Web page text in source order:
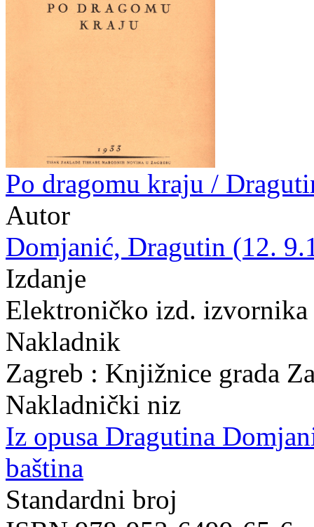
Po dragomu kraju /
Autor
Domjanić, Dragutin (12.
Izdanje
Elektroničko izd.
Nakladnik
Zagreb : Knjižnice grada
Nakladnički niz
Iz opusa Dragutina
baština
Standardni broj